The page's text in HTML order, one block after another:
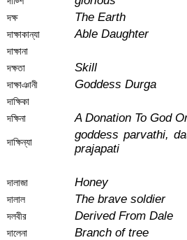
দক্ষ
The Earth
দাক্ষাকান্যা
Able Daughter
দাক্ষানা
দক্ষতা
Skill
দাক্ষাঞানী
Goddess Durga
দাক্ষিকা
দক্ষিনা
A Donation To God
দাক্ষিন্যা
goddess parvathi,
prajapati
দালাজা
Honey
দালাল
The brave soldier
দলবীর
Derived From Dale
দালেনা
Branch of tree